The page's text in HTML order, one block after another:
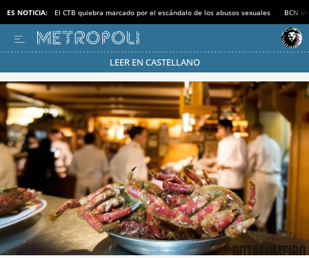
ES NOTICIA: El CTB quiebra marcado por el escándalo de los abusos sexuales BCN
LEER EN CASTELLANO
Pásate al MODO AHORRO